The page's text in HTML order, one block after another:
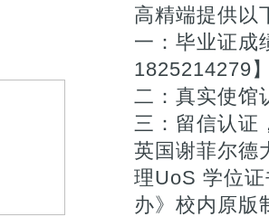
高精端提供以
一：毕业证成
1825214279
二：真实使馆
三：留信认证
英国谢菲尔德
理UoS 学位
办》校内原版